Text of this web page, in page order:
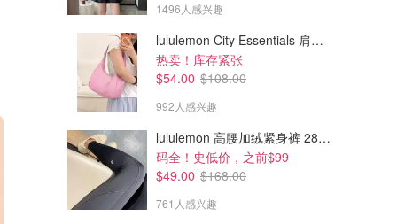
1496人感兴趣
lululemon City Essentials 肩背包 4L
热卖！库存紧张
$54.00 $108.00
992人感兴趣
lululemon 高腰加绒紧身裤 28"≈71cm 5个口袋
码全！史低价，之前$99
$49.00 $168.00
761人感兴趣